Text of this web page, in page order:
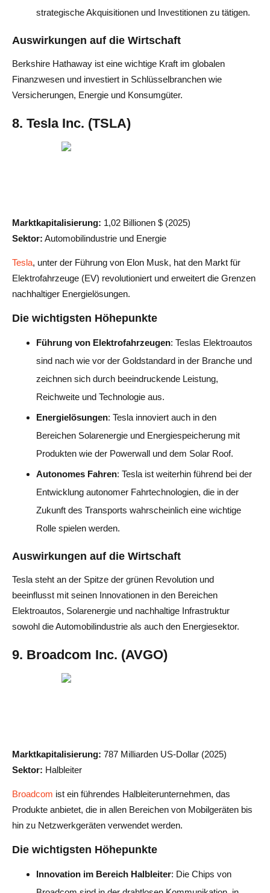
strategische Akquisitionen und Investitionen zu tätigen.
Auswirkungen auf die Wirtschaft
Berkshire Hathaway ist eine wichtige Kraft im globalen
Finanzwesen und investiert in Schlüsselbranchen wie
Versicherungen, Energie und Konsumgüter.
8. Tesla Inc. (TSLA)
Marktkapitalisierung: 1,02 Billionen $ (2025)
Sektor: Automobilindustrie und Energie
Tesla, unter der Führung von Elon Musk, hat den Markt für
Elektrofahrzeuge (EV) revolutioniert und erweitert die Grenzen
nachhaltiger Energielösungen.
Die wichtigsten Höhepunkte
Führung von Elektrofahrzeugen: Teslas Elektroautos
sind nach wie vor der Goldstandard in der Branche und
zeichnen sich durch beeindruckende Leistung,
Reichweite und Technologie aus.
Energielösungen: Tesla innoviert auch in den
Bereichen Solarenergie und Energiespeicherung mit
Produkten wie der Powerwall und dem Solar Roof.
Autonomes Fahren: Tesla ist weiterhin führend bei der
Entwicklung autonomer Fahrtechnologien, die in der
Zukunft des Transports wahrscheinlich eine wichtige
Rolle spielen werden.
Auswirkungen auf die Wirtschaft
Tesla steht an der Spitze der grünen Revolution und
beeinflusst mit seinen Innovationen in den Bereichen
Elektroautos, Solarenergie und nachhaltige Infrastruktur
sowohl die Automobilindustrie als auch den Energiesektor.
9. Broadcom Inc. (AVGO)
Marktkapitalisierung: 787 Milliarden US-Dollar (2025)
Sektor: Halbleiter
Broadcom ist ein führendes Halbleiterunternehmen, das
Produkte anbietet, die in allen Bereichen von Mobilgeräten bis
hin zu Netzwerkgeräten verwendet werden.
Die wichtigsten Höhepunkte
Innovation im Bereich Halbleiter: Die Chips von